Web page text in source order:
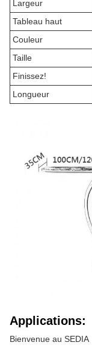
Largeur
Tableau haut
Couleur
Taille
Finissez!
Longueur
Applications:
Bienvenue au SEDIA